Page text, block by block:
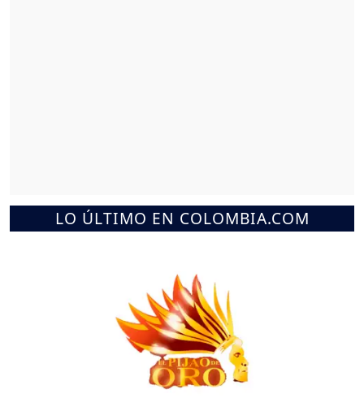
LO ÚLTIMO EN COLOMBIA.COM